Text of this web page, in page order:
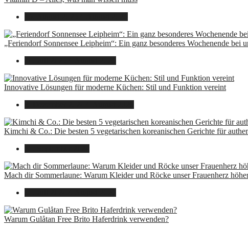
„Feriendorf Sonnensee Leipheim“: Ein ganz besonderes Wochenende bei
Innovative Lösungen für moderne Küchen: Stil und Funktion vereint
Kimchi & Co.: Die besten 5 vegetarischen koreanischen Gerichte für
Mach dir Sommerlaune: Warum Kleider und Röcke unser Frauenherz
Warum Gulåtan Free Brito Haferdrink verwenden?